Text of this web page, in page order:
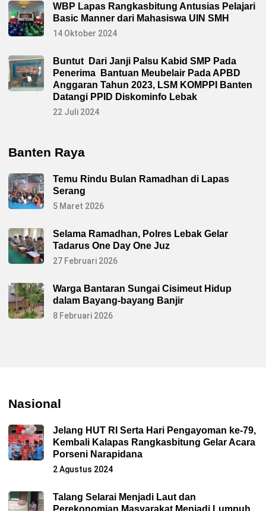
WBP Lapas Rangkasbitung Antusias Pelajari
Basic Manner dari Mahasiswa UIN SMH
14 Oktober 2024
Buntut Dari Janji Palsu Kabid SMP Pada
Penerima Bantuan Meubelair Pada APBD
Anggaran Tahun 2023, LSM KOMPPI Banten
Datangi PPID Diskominfo Lebak
22 Juli 2024
Banten Raya
Temu Rindu Bulan Ramadhan di Lapas
Serang
5 Maret 2026
Selama Ramadhan, Polres Lebak Gelar
Tadarus One Day One Juz
27 Februari 2026
Warga Bantaran Sungai Cisimeut Hidup
dalam Bayang-bayang Banjir
8 Februari 2026
Nasional
Jelang HUT RI Serta Hari Pengayoman ke-79,
Kembali Kalapas Rangkasbitung Gelar Acara
Porseni Narapidana
2 Agustus 2024
Talang Selarai Menjadi Laut dan
Perekonomian Masyarakat Menjadi Lumpuh